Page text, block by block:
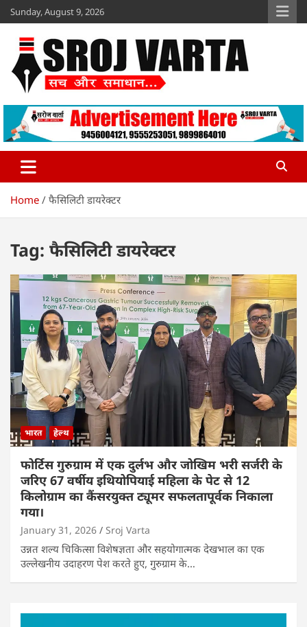
Skip
to
content
Sunday, August 9, 2026
Sroj Varta
www.srojvarta.in
Home फैसिलिटी डायरेक्टर
Tag: फैसिलिटी डायरेक्टर
भारत हेल्थ
फोर्टिस गुरुग्राम में एक दुर्लभ और जोखिम भरी सर्जरी के
जरिए 67 वर्षीय इथियोपियाई महिला के पेट से 12
किलोग्राम का कैंसरयुक्त ट्यूमर सफलतापूर्वक निकाला
गया।
January 31, 2026 Sroj Varta
उन्नत शल्य चिकित्सा विशेषज्ञता और सहयोगात्मक देखभाल का एक
उल्लेखनीय उदाहरण पेश करते हुए, गुरुग्राम के…